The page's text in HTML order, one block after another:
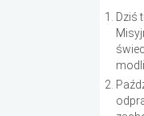
Dziś